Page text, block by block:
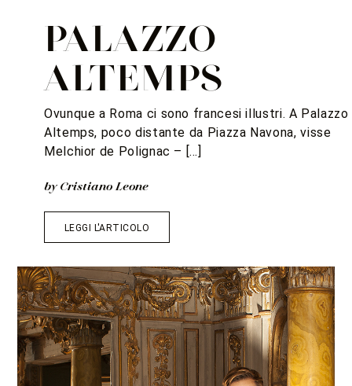
PALAZZO
ALTEMPS
Ovunque a Roma ci sono francesi illustri. A Palazzo
Altemps, poco distante da Piazza Navona, visse
Melchior de Polignac – […]
by Cristiano Leone
LEGGI L'ARTICOLO